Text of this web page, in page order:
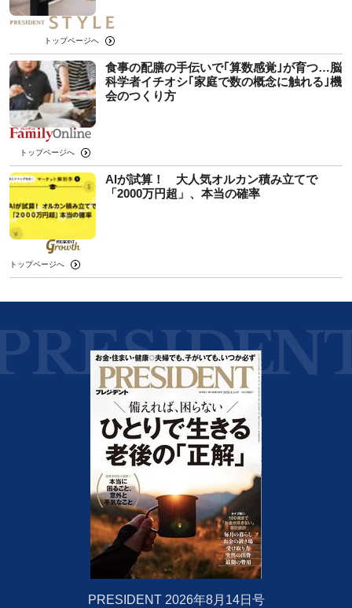
トップページへ
食事の配膳の手伝いで｢算数感覚｣が育つ…脳
科学者イチオシ｢家庭で数の概念に触れる｣機
会のつくり方
トップページへ
AIが試算！ 大人気オルカン積み立てで
「2000万円超」、本当の確率
トップページへ
PRESIDENT 2026年8月14日号